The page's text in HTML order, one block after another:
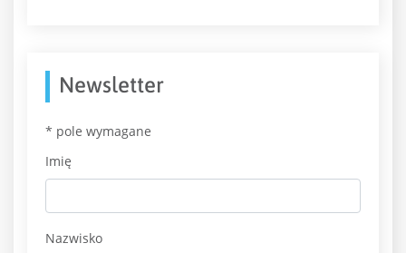
Newsletter
* pole wymagane
Imię
Nazwisko